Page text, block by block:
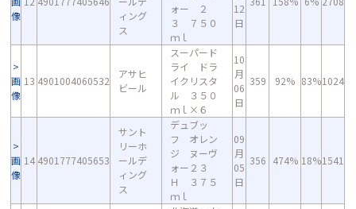
像
ィング
ス
ォー ２
３ ７５０
ｍｌ
12
日
画
像
13 4901004060532
アサヒ
ビール
スーパード
ライ ドラ
イクリスタ
ル ３５０
ｍｌ×６
10
月
06
日
359 92% 83%1024
画
像
14 4901777405653
サント
リーホ
ールデ
ィング
ス
デュブッ
フ オレン
ジ ヌーヴ
ォー２３
Ｈ ３７５
ｍｌ
09
月
05
日
356 474% 18%1541